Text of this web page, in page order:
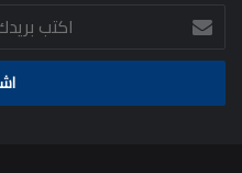
اكتب
بريدك
الالكتروني